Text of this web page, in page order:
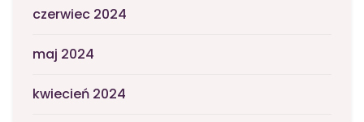
czerwiec 2024
maj 2024
kwiecień 2024